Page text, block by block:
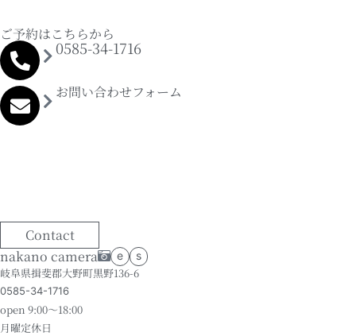
0585-34-1716
ご予約はこちらから
お問い合わせフォーム
Contact
nakano camera
e s
岐阜県揖斐郡大野町黒野136-6
0585-34-1716
open 9:00～18:00
月曜定休日